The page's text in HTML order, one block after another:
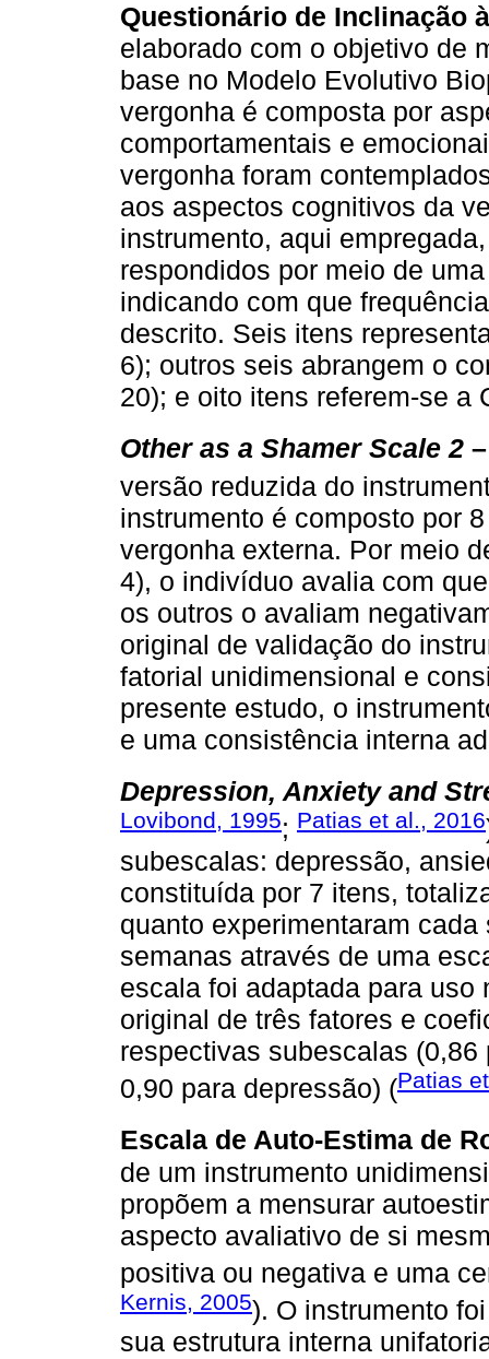
Questionário de Inclinação
elaborado com o objetivo de
base no Modelo Evolutivo
vergonha é composta por
comportamentais e
vergonha foram
aos aspectos cognitivos da
instrumento, aqui
respondidos por meio de
indicando com que
descrito. Seis itens
6); outros seis abrangem o
20); e oito itens referem-se a
Other as a Shamer Scale 2
versão reduzida do
instrumento é composto por
vergonha externa. Por meio
4), o indivíduo avalia com
os outros o avaliam
original de validação do
fatorial unidimensional e
presente estudo, o
e uma consistência interna
Depression, Anxiety and
Lovibond, 1995; Patias et al., 2016
subescalas: depressão,
constituída por 7 itens,
quanto experimentaram
semanas através de uma
escala foi adaptada para uso
original de três fatores e
respectivas subescalas
0,90 para depressão) (Patias
Escala de Auto-Estima de
de um instrumento
propõem a mensurar
aspecto avaliativo de si
positiva ou negativa e uma
Kernis, 2005). O instrumento
sua estrutura interna